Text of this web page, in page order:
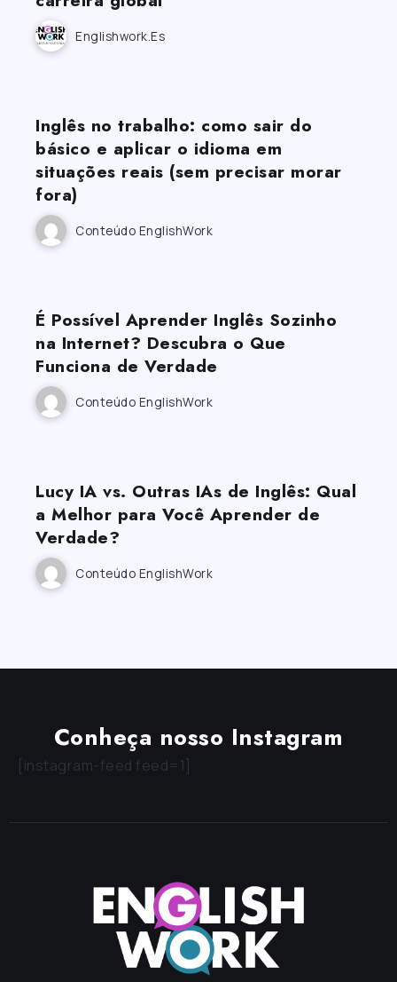
Englishwork.es
Inglês no trabalho: como sair do
básico e aplicar o idioma em
situações reais (sem precisar morar
fora)
Conteúdo EnglishWork
É Possível Aprender Inglês Sozinho
na Internet? Descubra o Que
Funciona de Verdade
Conteúdo EnglishWork
Lucy IA vs. Outras IAs de Inglês: Qual
a Melhor para Você Aprender de
Verdade?
Conteúdo EnglishWork
Conheça nosso Instagram
[instagram-feed feed=1]